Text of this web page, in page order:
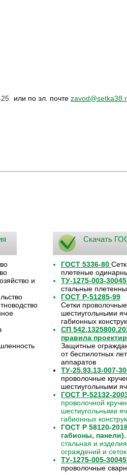
или по эл. почте
и
Скачать
ГОСТ 5336-80
плетеные
ТУ-1275-003-
стальные
ГОСТ Р-51285-99
Сетки
шестиугольными
габионных
СП
правила
Защитные
от беспилотных
аппаратов
ТУ-25.93.13-007-
проволочные
шестиугольными
ГОСТ Р-52132-
проволочной
шестиугольными
габионных
ГОСТ Р 58120-
габионы, панели).
стальная и
ограждений и сеток
ТУ-1275-005-
проволочные